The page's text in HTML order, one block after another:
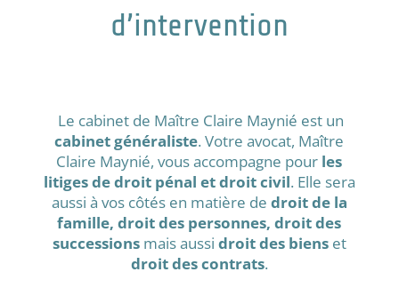
d’intervention
Le cabinet de Maître Claire Maynié est un
cabinet généraliste.Votre avocat, Maître
Claire Maynié, vous accompagne pour les
litiges de droit pénal et droit civil. Elle sera
aussi à vos côtés en matière de droit de la
famille, droit des personnes, droit des
successionsmais aussi droit des bienset
droit des contrats.